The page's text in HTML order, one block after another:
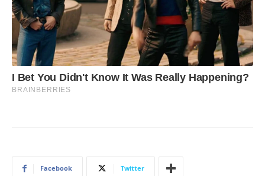
Facebook Twitter